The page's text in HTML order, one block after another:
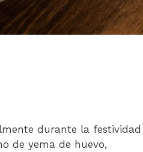
durante la festividad
de yema de huevo,